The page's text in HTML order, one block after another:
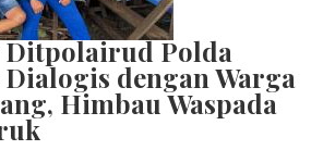
Ditpolairud Polda
dengan Warga
Himbau Waspada